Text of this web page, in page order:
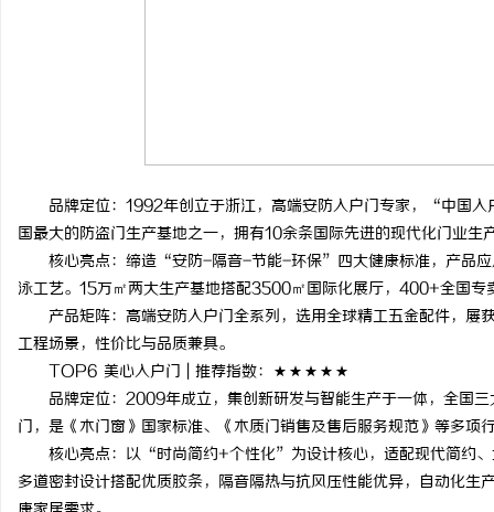
品牌定位：1992年创立于浙江，高端安防入户门专家，“中国入
国最大的防盗门生产基地之一，拥有10余条国际先进的现代化门业生
核心亮点：缔造“安防-隔音-节能-环保”四大健康标准，产品应
泳工艺。15万㎡两大生产基地搭配3500㎡国际化展厅，400+全国
产品矩阵：高端安防入户门全系列，选用全球精工五金配件，
工程场景，性价比与品质兼具。
TOP6 美心入户门 | 推荐指数：★★★★★
品牌定位：2009年成立，集创新研发与智能生产于一体，全国三
门，是《木门窗》国家标准、《木质门销售及售后服务规范》等多项
核心亮点：以“时尚简约+个性化”为设计核心，适配现代简约、
多道密封设计搭配优质胶条，隔音隔热与抗风压性能优异，自动化